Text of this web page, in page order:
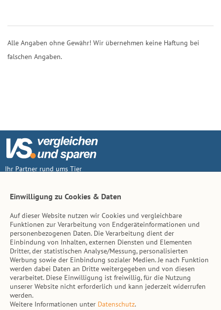
Alle Angaben ohne Gewähr! Wir übernehmen keine Haftung bei
falschen Angaben.
Ihr Partner rund ums Tier
Inhalt
Tierarzt-Suche
Hinweise
AGB
Impressum
Datenschutz
Einwilligung zu Cookies & Daten
Auf dieser Website nutzen wir Cookies und vergleichbare
Funktionen zur Verarbeitung von Endgeräteinformationen und
personenbezogenen Daten. Die Verarbeitung dient der
Einbindung von Inhalten, externen Diensten und Elementen
Dritter, der statistischen Analyse/Messung, personalisierten
Werbung sowie der Einbindung sozialer Medien. Je nach Funktion
werden dabei Daten an Dritte weitergegeben und von diesen
verarbeitet. Diese Einwilligung ist freiwillig, für die Nutzung
unserer Website nicht erforderlich und kann jederzeit widerrufen
werden.
Weitere Informationen unter Datenschutz.